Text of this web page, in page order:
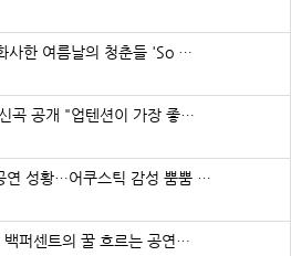
사한 여름날의 청춘들 'So …
곡 공개 "업텐션이 가장 좋…
연 성황…어쿠스틱 감성 뿜뿜 …
퍼센트의 꿀 흐르는 공연…